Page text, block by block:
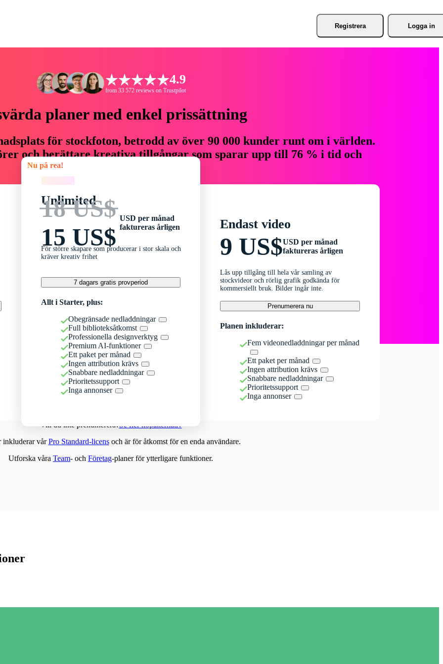
Registrera Logga in
4.9
from 33 572 reviews on Trustpilot
planer med enkel prissättning
för stockfoton, betrodd av över 90 000 kunder runt om i världen.
och berättare kreativa tillgångar som sparar upp till 76 % i tid och
Nu på rea!
Unlimited
18 US$
15 US$
USD per månad
faktureras årligen
För större skapare som producerar i stor skala och
kräver kreativ frihet
7 dagars gratis provperiod
Allt i Starter, plus:
Obegränsade nedladdningar
Full biblioteksåtkomst
Professionella designverktyg
Premium AI-funktioner
Ett paket per månad
Ingen attribution krävs
Snabbare nedladdningar
Prioritetssupport
Inga annonser
Endast video
9 US$USD per månad
faktureras årligen
Lås upp tillgång till hela vår samling av
stockvideor och rörlig grafik godkända för
kommersiellt bruk. Bilder ingår inte.
Prenumerera nu
Planen inkluderar:
Fem videonedladdningar per månad
Ett paket per månad
Ingen attribution krävs
Snabbare nedladdningar
Prioritetssupport
Inga annonser
Vill du inte prenumerera?Se fler köpalternativ
inkluderar vårPro Standard-licensoch är för åtkomst för en enda användare.
Utforska våra Team- och Företag-planer för ytterligare funktioner.